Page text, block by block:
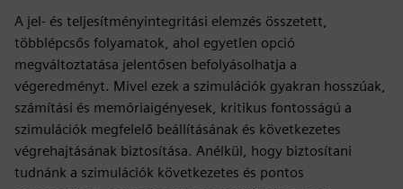
A jel- és teljesítményintegritási elemzés összetett,
többlépcsős folyamatok, ahol egyetlen opció
megváltoztatása jelentősen befolyásolhatja a
végeredményt. Mivel ezek a szimulációk gyakran hosszúak,
számítási és memóriaigényesek, kritikus fontosságú a
szimulációk megfelelő beállításának és következetes
végrehajtásának biztosítása. Anélkül, hogy biztosítani
tudnánk a szimulációk következetes és pontos